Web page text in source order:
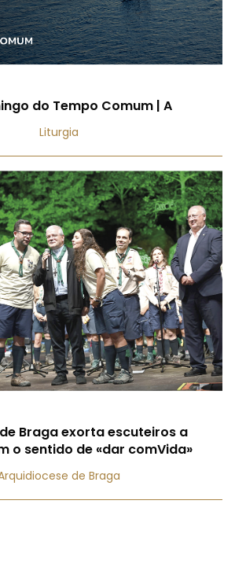
do Tempo Comum | A
Liturgia
Braga exorta escuteiros a
o sentido de «dar comVida»
de Braga